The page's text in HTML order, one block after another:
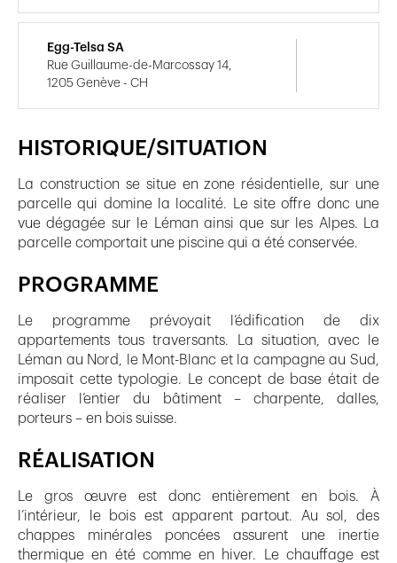
HISTORIQUE/SITUATION
La construction se situe en zone résidentielle, sur une
parcelle qui domine la localité. Le site offre donc une
vue dégagée sur le Léman ainsi que sur les Alpes. La
parcelle comportait une piscine qui a été conservée.
PROGRAMME
Le programme prévoyait l’édification de dix
appartements tous traversants. La situation, avec le
Léman au Nord, le Mont-Blanc et la campagne au Sud,
imposait cette typologie. Le concept de base était de
réaliser l’entier du bâtiment – charpente, dalles,
porteurs – en bois suisse.
RÉALISATION
Le gros œuvre est donc entièrement en bois. À
l’intérieur, le bois est apparent partout. Au sol, des
chappes minérales poncées assurent une inertie
thermique en été comme en hiver. Le chauffage est
Egg-Telsa SA
Rue Guillaume-de-Marcossay 14,
1205 Genève - CH